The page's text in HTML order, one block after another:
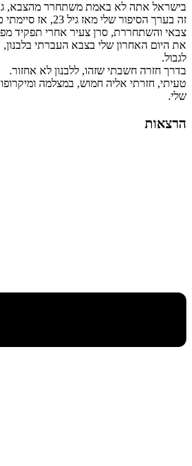
בישראל אתה לא באמת משתחרר מהצבא,
זה בערך הסיפור שלי
צבאי והשתחררת, סרן צעיר אחרי תפקיד
את היום האחרון שלי בצבא העברתי
לגבול.
בדרך חזרה חשבתי שזהו, ללבנון לא אחזור.
טעיתי, חזרתי אליה חמוש, במצלמה
שלי.
הרצאות